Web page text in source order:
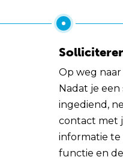
Op weg
Nadat je
ingediend,
contact met
informatie te
functie en